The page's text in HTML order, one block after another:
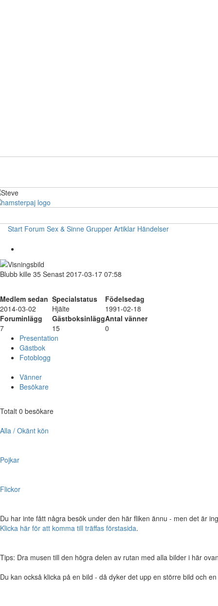
Start Forum Sex & Sinne Grupper Artiklar Händelser
Blubb kille 35 Senast 2017-03-17 07:58
Medlem sedan Specialstatus
Födelsedag
2014-03-02
Hjälte
1991-02-18
Foruminlägg
GästboksinläggAntal vänner
7
15
0
Presentation
Gästbok
Fotoblogg
Vänner
Besökare
Totalt 0 besökare
Alla / Okänt kön
Pojkar
Flickor
Du har inte fått några besök under den här fliken ännu - men det är
Klicka här för att komma till träffas förstasida.
Tips: Dra musen till den högra delen av rutan med alla bilder i här
Du kan också klicka på en bild - då dyker det upp en större bild och